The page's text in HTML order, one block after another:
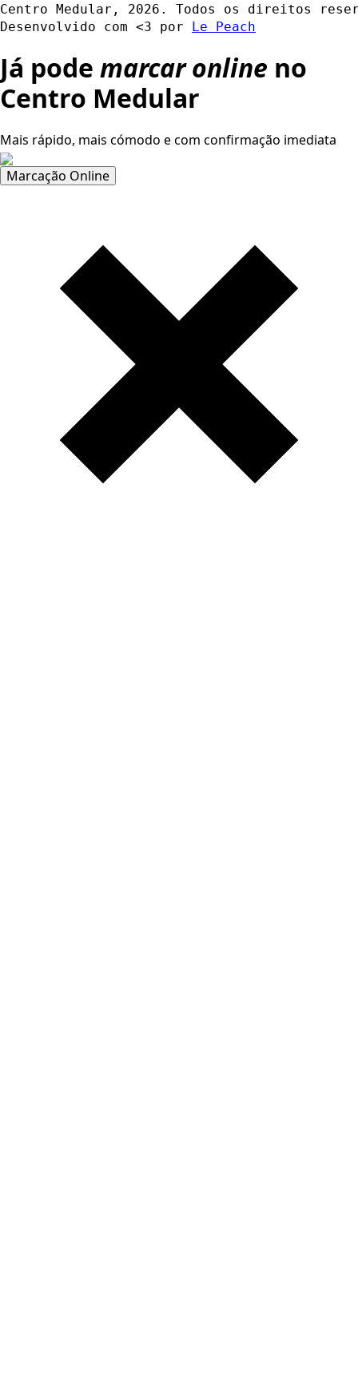
Centro Medular, 2026. Todos os direitos
Desenvolvido com <3 por Le Peach
Já pode marcar online no
Centro Medular
Mais rápido, mais cómodo e com confirmação imediata
Marcação Online